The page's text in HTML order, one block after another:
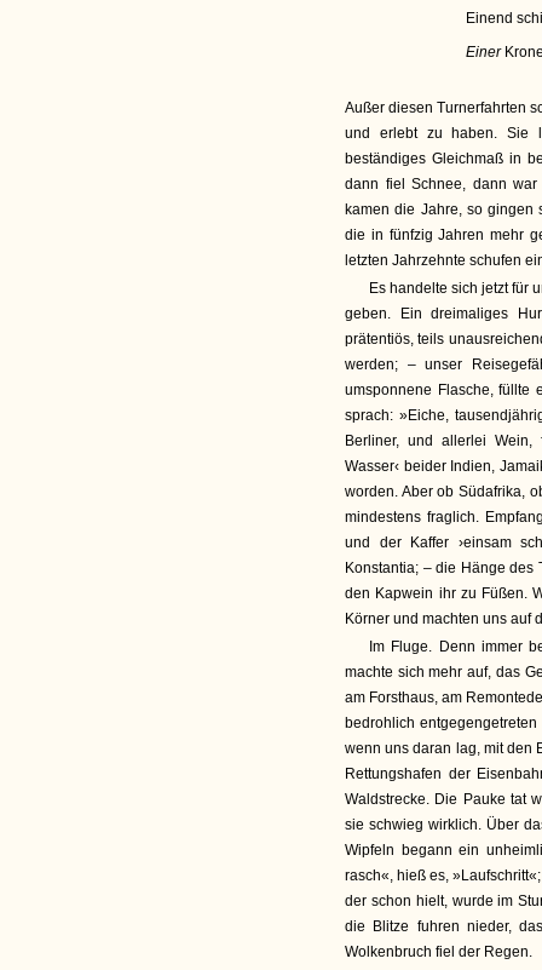
Einend
Einer
Außer diesen Turnerfahrten
und erlebt zu haben. Sie
beständiges Gleichmaß in
dann fiel Schnee, dann
kamen die Jahre, so gingen
die in fünfzig Jahren mehr
letzten Jahrzehnte schufen
Es handelte sich jetzt für
geben. Ein dreimaliges
prätentiös, teils
werden; – unser
umsponnene Flasche, füllte
sprach: »Eiche,
Berliner, und allerlei Wein,
Wasser‹ beider Indien,
worden. Aber ob Südafrika,
mindestens fraglich.
und der Kaffer ›einsam
Konstantia; – die Hänge
den Kapwein ihr zu Füßen.
Körner und machten uns auf
Im Fluge. Denn immer
machte sich mehr auf, das
am Forsthaus, am
bedrohlich
wenn uns daran lag, mit den
Rettungshafen der
Waldstrecke. Die Pauke tat
sie schwieg wirklich. Über
Wipfeln begann ein
rasch«, hieß es,
der schon hielt, wurde im
die Blitze fuhren nieder,
Wolkenbruch fiel der Regen.